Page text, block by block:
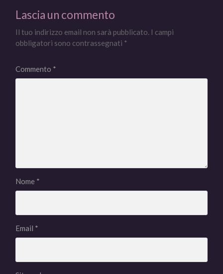
Lascia un commento
Il tuo indirizzo email non sarà pubblicato. I campi
obbligatori sono contrassegnati *
Commento *
Nome *
Email *